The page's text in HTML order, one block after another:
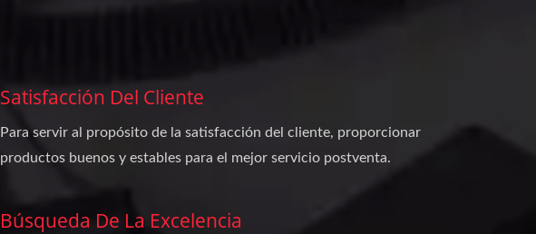
Satisfacción Del Cliente
Para servir al propósito de la satisfacción del cliente, proporcionar
productos buenos y estables para el mejor servicio postventa.
Búsqueda De La Excelencia